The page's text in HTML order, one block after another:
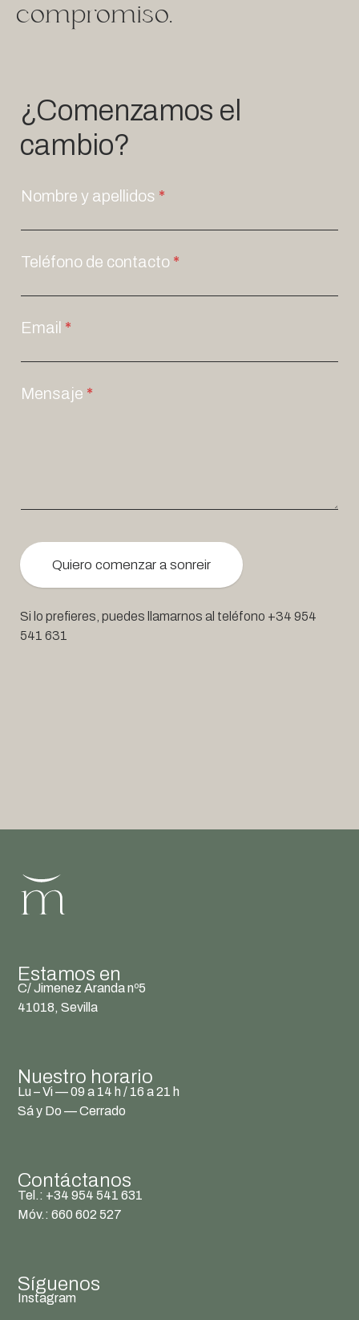
compromiso.
¿Comenzamos el
cambio?
Nombre y apellidos *
Teléfono de contacto *
Email *
Mensaje *
Quiero comenzar a sonreir
Si lo prefieres, puedes llamarnos al teléfono +34 954
541 631
Estamos en
C/ Jimenez Aranda nº5
41018, Sevilla
Nuestro horario
Lu – Vi — 09 a 14 h / 16 a 21 h
Sá y Do — Cerrado
Contáctanos
Tel.: +34 954 541 631
Móv.: 660 602 527
Síguenos
Instagram